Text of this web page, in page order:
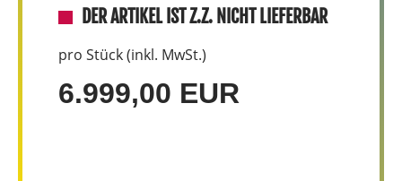
DER ARTIKEL IST Z.Z. NICHT LIEFERBAR
pro Stück (inkl. MwSt.)
6.999,00 EUR